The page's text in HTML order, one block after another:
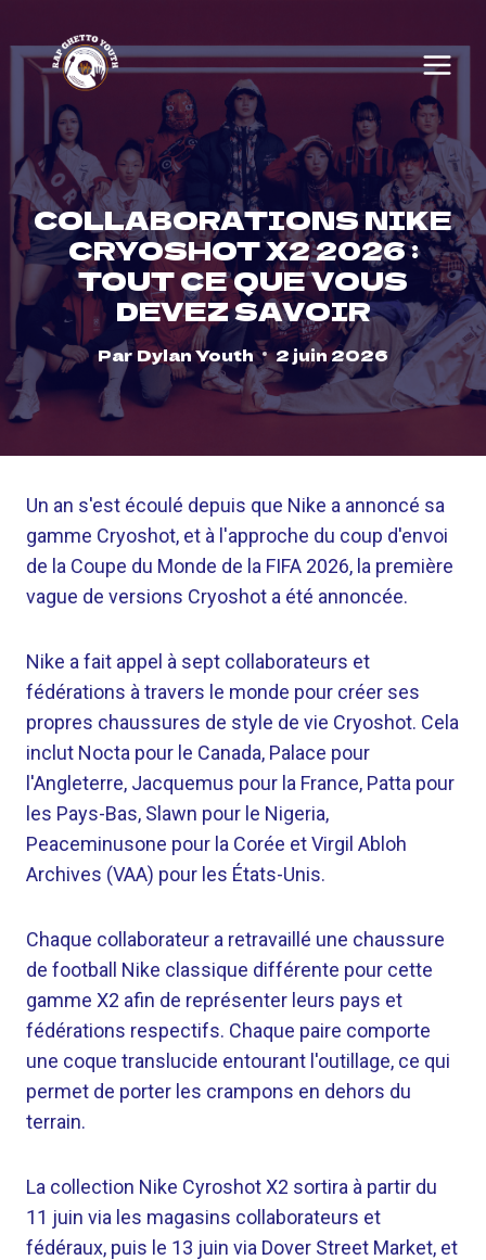
to
content
COLLABORATIONS NIKE
CRYOSHOT X2 2026 :
TOUT CE QUE VOUS
DEVEZ SAVOIR
ParDylan Youth 2 juin 2026
Un an s'est écoulé depuis que Nike a annoncé sa
gamme Cryoshot, et à l'approche du coup d'envoi
de la Coupe du Monde de la FIFA 2026, la première
vague de versions Cryoshot a été annoncée.
Nike a fait appel à sept collaborateurs et
fédérations à travers le monde pour créer ses
propres chaussures de style de vie Cryoshot. Cela
inclut Nocta pour le Canada, Palace pour
l'Angleterre, Jacquemus pour la France, Patta pour
les Pays-Bas, Slawn pour le Nigeria,
Peaceminusone pour la Corée et Virgil Abloh
Archives (VAA) pour les États-Unis.
Chaque collaborateur a retravaillé une chaussure
de football Nike classique différente pour cette
gamme X2 afin de représenter leurs pays et
fédérations respectifs. Chaque paire comporte
une coque translucide entourant l'outillage, ce qui
permet de porter les crampons en dehors du
terrain.
La collection Nike Cyroshot X2 sortira à partir du
11 juin via les magasins collaborateurs et
fédéraux, puis le 13 juin via Dover Street Market, et